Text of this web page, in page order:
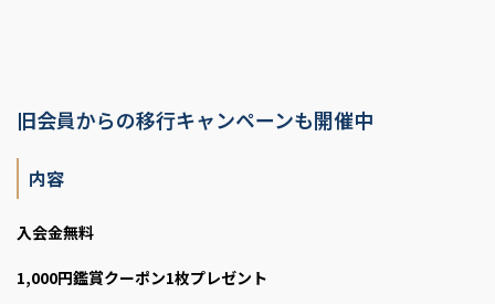
旧会員からの移行キャンペーンも開催中
内容
入会金無料
1,000円鑑賞クーポン1枚プレゼント